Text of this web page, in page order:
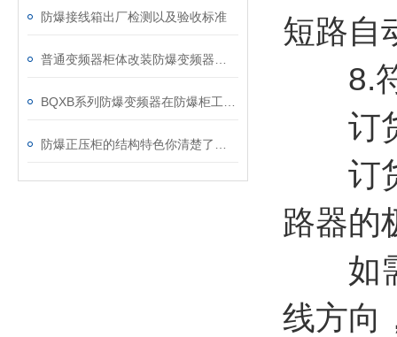
防爆接线箱出厂检测以及验收标准
短路自
8.符
订
订货
路器的
如需
线方向